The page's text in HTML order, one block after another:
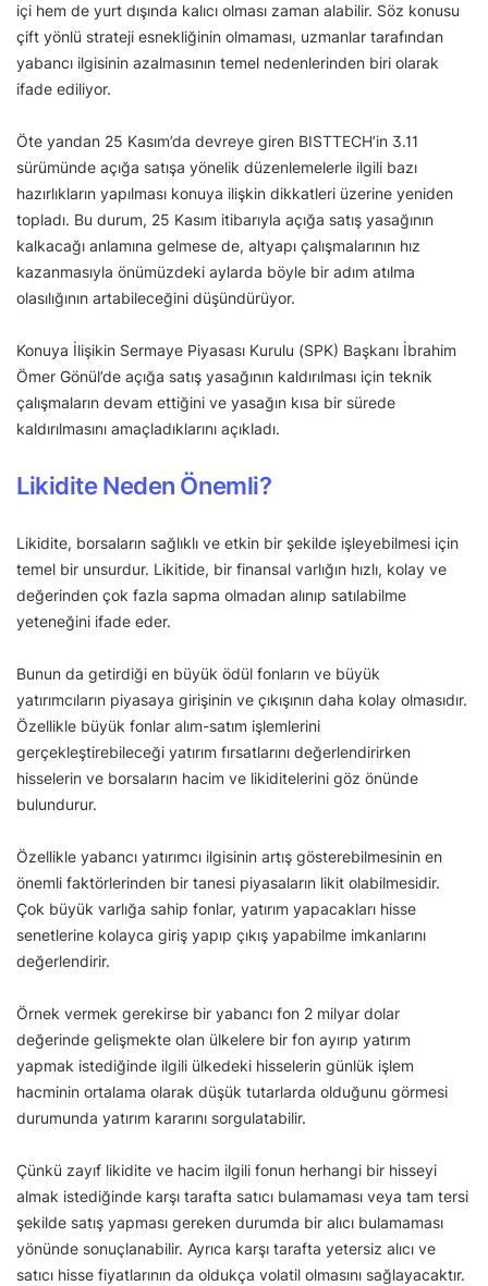
içi hem de yurt dışında kalıcı olması zaman alabilir. Söz konusu
çift yönlü strateji esnekliğinin olmaması, uzmanlar tarafından
yabancı ilgisinin azalmasının temel nedenlerinden biri olarak
ifade ediliyor.
Öte yandan 25 Kasım’da devreye giren BISTTECH’in 3.11
sürümünde açığa satışa yönelik düzenlemelerle ilgili bazı
hazırlıkların yapılması konuya ilişkin dikkatleri üzerine yeniden
topladı. Bu durum, 25 Kasım itibarıyla açığa satış yasağının
kalkacağı anlamına gelmese de, altyapı çalışmalarının hız
kazanmasıyla önümüzdeki aylarda böyle bir adım atılma
olasılığının artabileceğini düşündürüyor.
Konuya İlişikin Sermaye Piyasası Kurulu (SPK) Başkanı İbrahim
Ömer Gönül’de açığa satış yasağının kaldırılması için teknik
çalışmaların devam ettiğini ve yasağın kısa bir sürede
kaldırılmasını amaçladıklarını açıkladı.
Likidite Neden Önemli?
Likidite, borsaların sağlıklı ve etkin bir şekilde işleyebilmesi için
temel bir unsurdur. Likitide, bir finansal varlığın hızlı, kolay ve
değerinden çok fazla sapma olmadan alınıp satılabilme
yeteneğini ifade eder.
Bunun da getirdiği en büyük ödül fonların ve büyük
yatırımcıların piyasaya girişinin ve çıkışının daha kolay olmasıdır.
Özellikle büyük fonlar alım-satım işlemlerini
gerçekleştirebileceği yatırım fırsatlarını değerlendirirken
hisselerin ve borsaların hacim ve likiditelerini göz önünde
bulundurur.
Özellikle yabancı yatırımcı ilgisinin artış gösterebilmesinin en
önemli faktörlerinden bir tanesi piyasaların likit olabilmesidir.
Çok büyük varlığa sahip fonlar, yatırım yapacakları hisse
senetlerine kolayca giriş yapıp çıkış yapabilme imkanlarını
değerlendirir.
Örnek vermek gerekirse bir yabancı fon 2 milyar dolar
değerinde gelişmekte olan ülkelere bir fon ayırıp yatırım
yapmak istediğinde ilgili ülkedeki hisselerin günlük işlem
hacminin ortalama olarak düşük tutarlarda olduğunu görmesi
durumunda yatırım kararını sorgulatabilir.
Çünkü zayıf likidite ve hacim ilgili fonun herhangi bir hisseyi
almak istediğinde karşı tarafta satıcı bulamaması veya tam tersi
şekilde satış yapması gereken durumda bir alıcı bulamaması
yönünde sonuçlanabilir. Ayrıca karşı tarafta yetersiz alıcı ve
satıcı hisse fiyatlarının da oldukça volatil olmasını sağlayacaktır.